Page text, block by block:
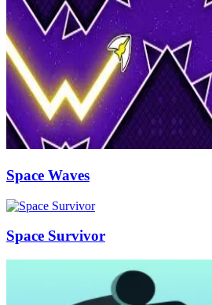
Space Waves
Space Survivor